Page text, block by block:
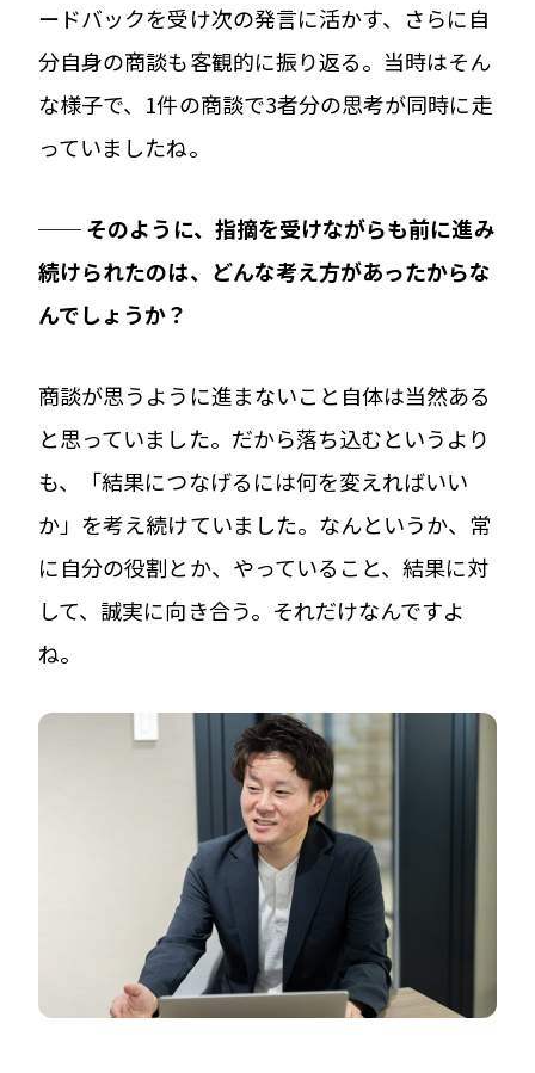
ードバックを受け次の発言に活かす、さらに自
分自身の商談も客観的に振り返る。当時はそん
な様子で、1件の商談で3者分の思考が同時に走
っていましたね。
── そのように、指摘を受けながらも前に進み
続けられたのは、どんな考え方があったからな
んでしょうか？
商談が思うように進まないこと自体は当然ある
と思っていました。だから落ち込むというより
も、「結果につなげるには何を変えればいい
か」を考え続けていました。なんというか、常
に自分の役割とか、やっていること、結果に対
して、誠実に向き合う。それだけなんですよ
ね。